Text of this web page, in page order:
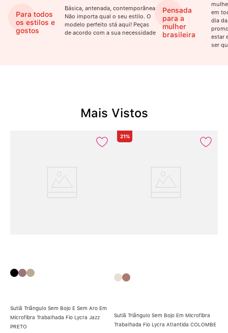
Para todos
os estilos e
gostos
Básica, antenada, contemporânea.
Não importa qual o seu estilo. O
modelo perfeito stá aqui! Peças
de acordo com a sua necessidade
Pensada
para a
mulher
brasileira
em
dia
estar
ser
Mais Vistos
Sutiã Triângulo Sem Bojo E Sem Aro Em
Microfibra Trabalhada Fio Lycra Jazz
PRETO
21%
Sutiã Triângulo Sem Bojo Em Microfibra
Trabalhada Fio Lycra Atlantida COLOMBE